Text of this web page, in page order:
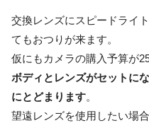
交換レンズにスピードライ
てもおつりが来ます。
仮にもカメラの購入予算が
ボディとレンズがセットに
にとどまります。
望遠レンズを使用したい場